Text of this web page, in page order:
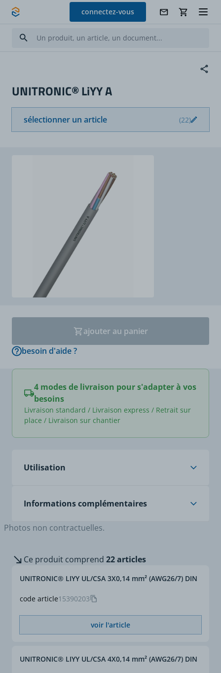
Allez au contenu
connectez-vous
couleur selon DIN 47100, reconnu UL/CSA
d'applications.
Utilisation
d'appareils, de machines
de câbles homologués UL
Pour le marché Nord-
Informations complémentaires
Câble amélioré : homologué UL et CSA
Photos non contractuelles.
UNITRONIC® LiYY A
sélectionner un article (22)
ajouter au panier
besoin d'aide ?
4 modes de livraison pour s'adapter à vos
besoins
Livraison standard / Livraison express / Retrait sur
place / Livraison sur chantier
Ce produit comprend 22 articles
code article15390203
UNITRONIC® LIYY UL/CSA 3X0,14 mm² (AWG26/7) DIN
voir l'article
UNITRONIC® LIYY UL/CSA 4X0,14 mm² (AWG26/7) DIN